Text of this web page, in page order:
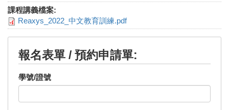
課程講義檔案:
Reaxys_2022_中文教育訓練.pdf
報名表單 / 預約申請單:
學號/證號